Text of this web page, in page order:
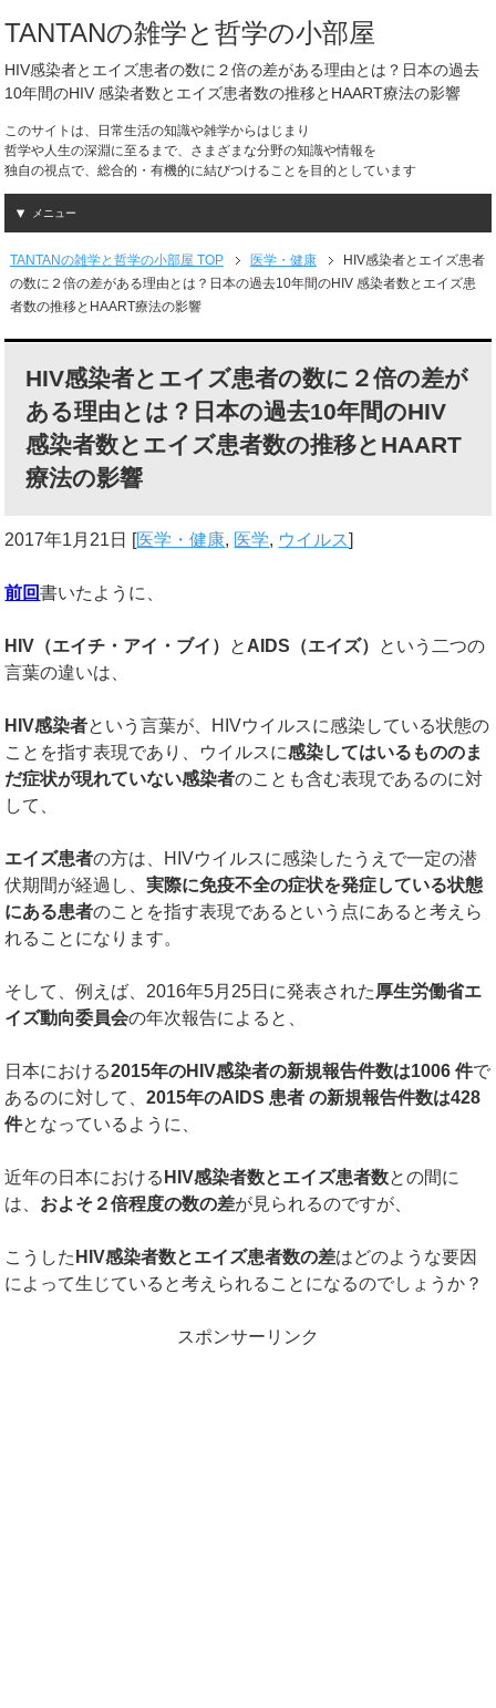
TANTANの雑学と哲学の小部屋
HIV感染者とエイズ患者の数に２倍の差がある理由とは？日本の過去
10年間のHIV 感染者数とエイズ患者数の推移とHAART療法の影響
このサイトは、日常生活の知識や雑学からはじまり
哲学や人生の深淵に至るまで、さまざまな分野の知識や情報を
独自の視点で、総合的・有機的に結びつけることを目的としています
メニュー
TANTANの雑学と哲学の小部屋 TOP 医学・健康
HIV感染者とエイズ患者
の数に２倍の差がある理由とは？日本の過去10年間のHIV 感染者数とエイズ患
者数の推移とHAART療法の影響
HIV感染者とエイズ患者の数に２倍の差が
ある理由とは？日本の過去10年間のHIV
感染者数とエイズ患者数の推移とHAART
療法の影響
2017年1月21日 [医学・健康, 医学, ウイルス]
前回書いたように、
HIV （エイチ・アイ・ブイ） と AIDS （エイズ） という二つの
言葉の違いは、
HIV感染者という言葉が、HIVウイルスに感染している状態の
ことを指す表現であり、ウイルスに感染してはいるもののま
だ症状が現れていない感染者のことも含む表現であるのに対
して、
エイズ患者の方は、HIVウイルスに感染したうえで一定の潜
伏期間が経過し、実際に免疫不全の症状を発症している状態
にある患者のことを指す表現であるという点にあると考えら
れることになります。
そして、例えば、2016年5月25日に発表された 厚生労働省エ
イズ動向委員会の年次報告によると、
日本における2015年のHIV感染者の新規報告件数は1006件で
あるのに対して、2015年のAIDS 患者 の新規報告件数は428
件となっているように、
近年の日本における HIV感染者数とエイズ患者数との間に
は、 およそ２倍程度の数の差が見られるのですが、
こうした HIV感染者数とエイズ患者数の差はどのような要因
によって生じていると考えられることになるのでしょうか？
スポンサーリンク